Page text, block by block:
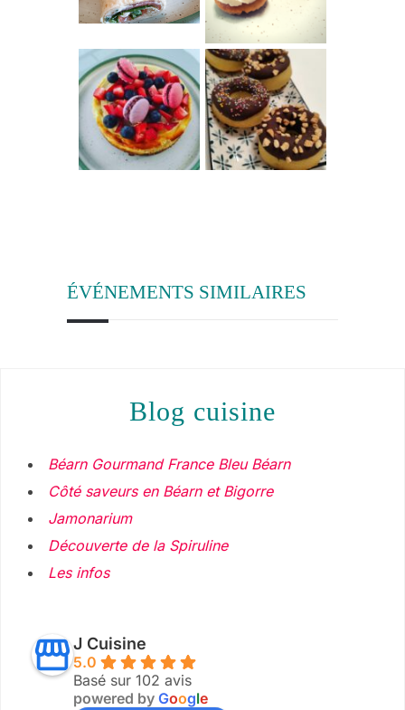
ÉVÉNEMENTS SIMILAIRES
blog cuisine
Béarn Gourmand France Bleu Béarn
Côté saveurs en Béarn et Bigorre
Jamonarium
Découverte de la Spiruline
Les infos
J Cuisine
5.0
Basé sur 102 avis
powered by Google